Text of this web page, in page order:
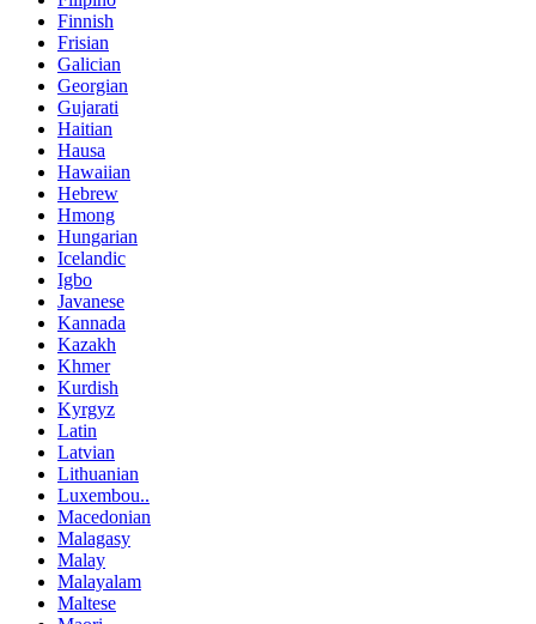
Finnish
Frisian
Galician
Georgian
Gujarati
Haitian
Hausa
Hawaiian
Hebrew
Hmong
Hungarian
Icelandic
Igbo
Javanese
Kannada
Kazakh
Khmer
Kurdish
Kyrgyz
Latin
Latvian
Lithuanian
Luxembou..
Macedonian
Malagasy
Malay
Malayalam
Maltese